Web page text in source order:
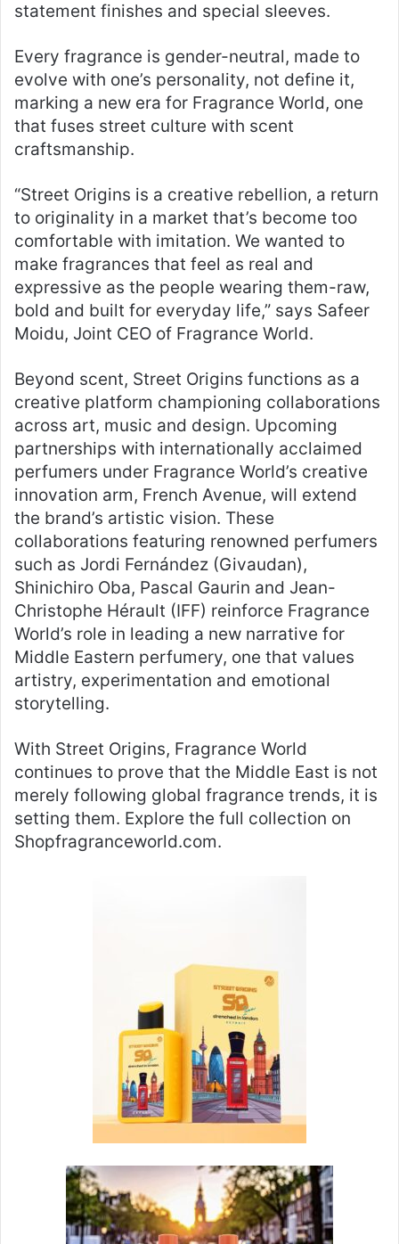
statement finishes and special sleeves.
Every fragrance is gender-neutral, made to
evolve with one’s personality, not define it,
marking a new era for Fragrance World, one
that fuses street culture with scent
craftsmanship.
“Street Origins is a creative rebellion, a return
to originality in a market that’s become too
comfortable with imitation. We wanted to
make fragrances that feel as real and
expressive as the people wearing them-raw,
bold and built for everyday life,” says Safeer
Moidu, Joint CEO of Fragrance World.
Beyond scent, Street Origins functions as a
creative platform championing collaborations
across art, music and design. Upcoming
partnerships with internationally acclaimed
perfumers under Fragrance World’s creative
innovation arm, French Avenue, will extend
the brand’s artistic vision. These
collaborations featuring renowned perfumers
such as Jordi Fernández (Givaudan),
Shinichiro Oba, Pascal Gaurin and Jean-
Christophe Hérault (IFF) reinforce Fragrance
World’s role in leading a new narrative for
Middle Eastern perfumery, one that values
artistry, experimentation and emotional
storytelling.
With Street Origins, Fragrance World
continues to prove that the Middle East is not
merely following global fragrance trends, it is
setting them. Explore the full collection on
Shopfragranceworld.com.